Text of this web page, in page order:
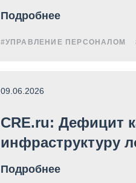
Подробнее
#УПРАВЛЕНИЕ ПЕРСОНАЛОМ
09.06.2026
CRE.ru: Дефицит
инфраструктуру
Подробнее